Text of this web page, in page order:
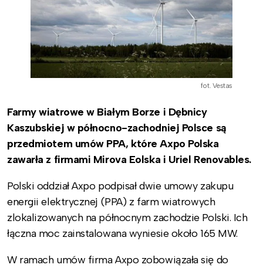
fot. Vestas
Farmy wiatrowe w Białym Borze i Dębnicy
Kaszubskiej w północno-zachodniej Polsce są
przedmiotem umów PPA, które Axpo Polska
zawarła z firmami Mirova Eolska i Uriel Renovables.
Polski oddział Axpo podpisał dwie umowy zakupu
energii elektrycznej (PPA) z farm wiatrowych
zlokalizowanych na północnym zachodzie Polski. Ich
łączna moc zainstalowana wyniesie około 165 MW.
W ramach umów firma Axpo zobowiązała się do